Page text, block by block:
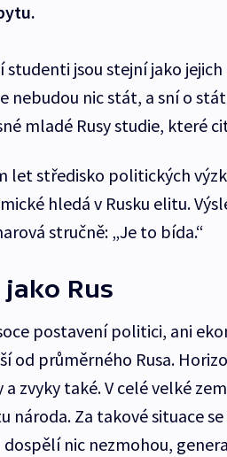
studenti jsou stejní jako
nebudou nic stát, a sní o
mladé Rusy studie, které
let středisko politických
hledá v Rusku elitu.
stručně: „Je to bída.“
jako Rus
postavení politici, ani
od průměrného Rusa.
a zvyky také. V celé velké
národa. Za takové situace
dospělí nic nezmohou,